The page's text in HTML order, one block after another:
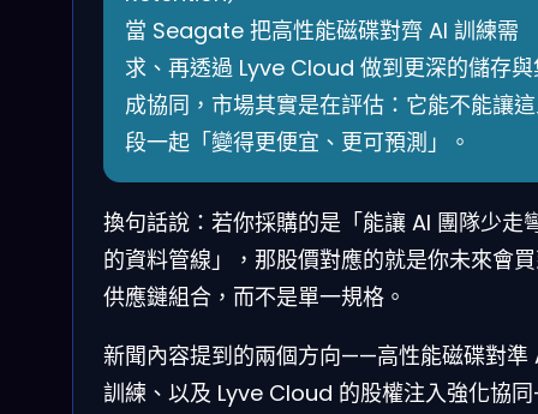
當 Seagate 把高性能磁碟對齊 AI 訓練需
求、再透過 Lyve Cloud 做到更深的儲存
成協同，市場其實是在評估：它能不能讓
段一起「變得更便宜、更可預測」。
換句話說：若你採購的是「能讓 AI 團隊少走
的資料管線」，那股價對應的就是你未來會
供應鏈組合，而不是單一規格。
新聞內容提到的兩個方向——高性能磁碟對準
訓練、以及 Lyve Cloud 的股權注入強化協